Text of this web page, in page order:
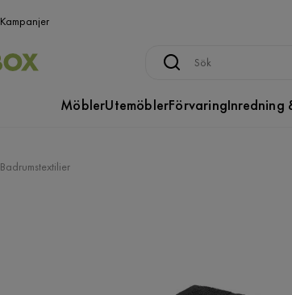
Kampanjer
MöblerUtemöblerFörvaringInredning
Badrumstextilier